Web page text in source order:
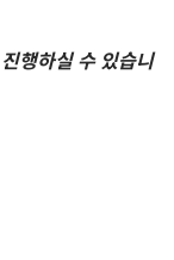
행하실 수 있습니